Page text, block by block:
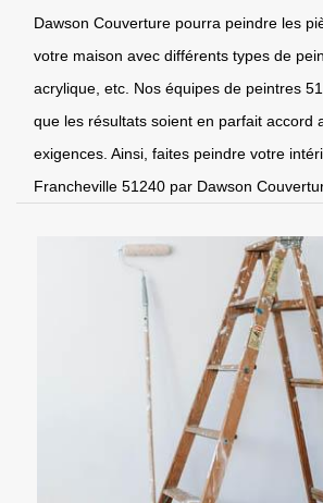
Dawson Couverture pourra peindre les
votre maison avec différents types de
acrylique, etc. Nos équipes de peintres
que les résultats soient en parfait accord
exigences. Ainsi, faites peindre votre
Francheville 51240 par Dawson